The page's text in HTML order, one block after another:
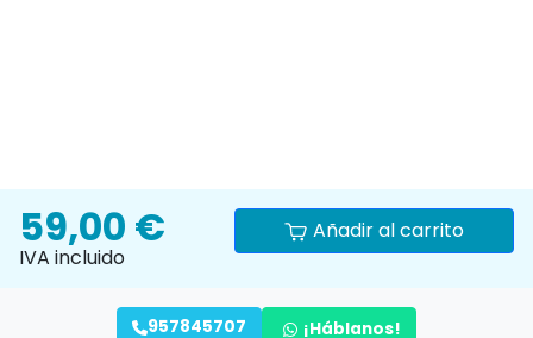
59,00 €
IVA incluido
Añadir al carrito
957845707 ¡Háblanos!